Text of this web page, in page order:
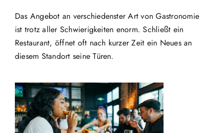
Das Angebot an verschiedenster Art von Gastronomie
ist trotz aller Schwierigkeiten enorm. Schließt ein
Restaurant, öffnet oft nach kurzer Zeit ein Neues an
diesem Standort seine Türen.